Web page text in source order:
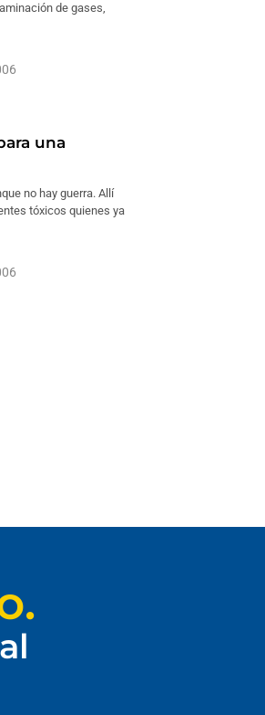
de gases,
una
no hay guerra. Allí
tóxicos quienes ya